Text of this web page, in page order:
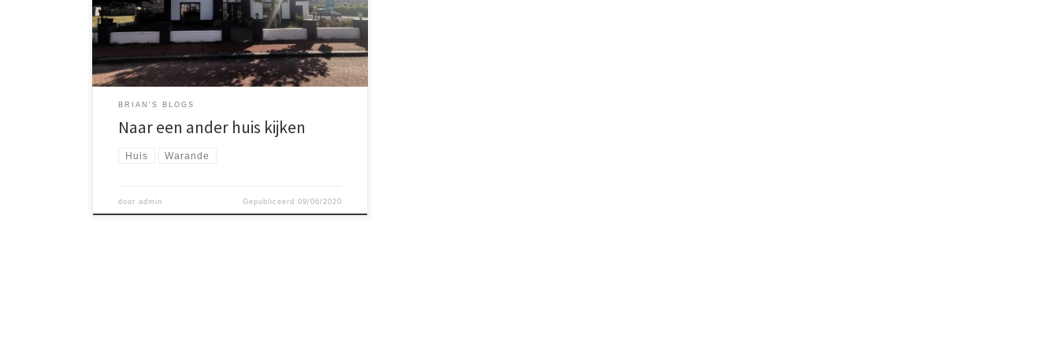
gebeuren, maar daar is de prijs dan ook naar. Het staat
op de Warande in Lelystad in […]
BRIAN'S BLOGS
Naar een ander huis kijken
Huis Warande
dooradmin Gepubliceerd 09/06/2020